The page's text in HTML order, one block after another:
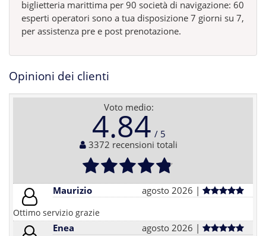
biglietteria marittima per 90 società di navigazione: 60
esperti operatori sono a tua disposizione 7 giorni su 7,
per assistenza pre e post prenotazione.
Opinioni dei clienti
Voto medio:
4.84
3372 recensioni totali
Maurizio agosto 2026 |
Ottimo servizio grazie
Enea agosto 2026 |